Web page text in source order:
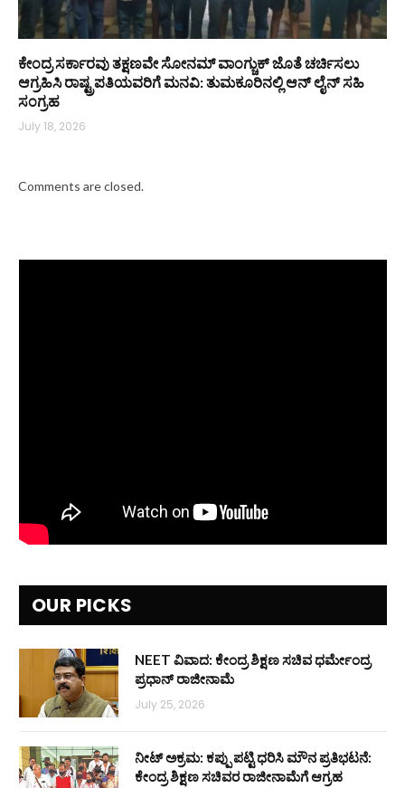
ಕೇಂದ್ರ ಸರ್ಕಾರವು ತಕ್ಷಣವೇ ಸೋನಮ್ ವಾಂಗ್ಚುಕ್ ಜೊತೆ ಚರ್ಚಿಸಲು
ಆಗ್ರಹಿಸಿ ರಾಷ್ಟ್ರಪತಿಯವರಿಗೆ ಮನವಿ: ತುಮಕೂರಿನಲ್ಲಿ ಆನ್‌ ಲೈನ್ ಸಹಿ
ಸಂಗ್ರಹ
July 18, 2026
Comments are closed.
OUR PICKS
NEET ವಿವಾದ: ಕೇಂದ್ರ ಶಿಕ್ಷಣ ಸಚಿವ ಧರ್ಮೇಂದ್ರ
ಪ್ರಧಾನ್ ರಾಜೀನಾಮೆ
July 25, 2026
ನೀಟ್ ಅಕ್ರಮ: ಕಪ್ಪು ಪಟ್ಟಿ ಧರಿಸಿ ಮೌನ ಪ್ರತಿಭಟನೆ:
ಕೇಂದ್ರ ಶಿಕ್ಷಣ ಸಚಿವರ ರಾಜೀನಾಮೆಗೆ ಆಗ್ರಹ